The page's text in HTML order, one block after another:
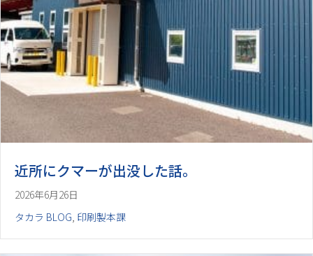
近所にクマーが出没した話。
2026年6月26日
タカラ BLOG, 印刷製本課